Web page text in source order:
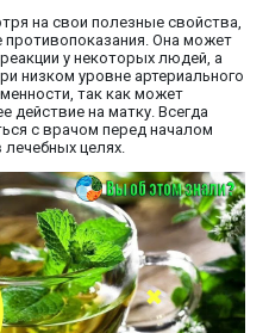
на свои полезные свойства,
Она может
у некоторых людей, а
низком уровне артериального
так как может
на матку. Всегда
с врачом перед началом
целях.